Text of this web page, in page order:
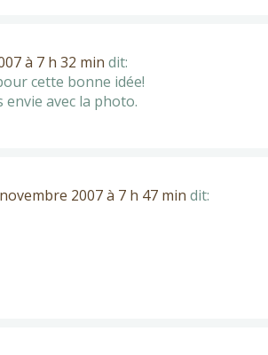
à 7 h 32 min dit:
cette bonne idée!
avec la photo.
2007 à 7 h 47 min dit: